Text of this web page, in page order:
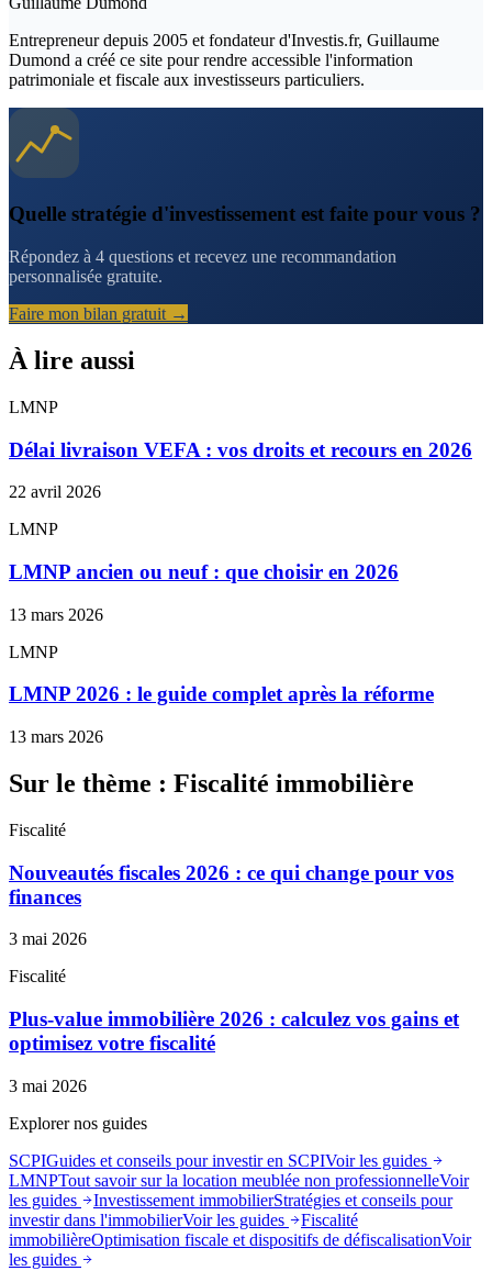
Entrepreneur depuis 2005 et fondateur d'Investis.fr, Guillaume
Dumond a créé ce site pour rendre accessible l'information
patrimoniale et fiscale aux investisseurs particuliers.
Quelle stratégie d'investissement est faite pour vous ?
Répondez à 4 questions et recevez une recommandation
personnalisée gratuite.
Faire mon bilan gratuit →
À lire aussi
LMNP
Délai livraison VEFA : vos droits et recours en 2026
22 avril 2026
LMNP
LMNP ancien ou neuf : que choisir en 2026
13 mars 2026
LMNP
LMNP 2026 : le guide complet après la réforme
13 mars 2026
Sur le thème : Fiscalité immobilière
Fiscalité
Nouveautés fiscales 2026 : ce qui change pour vos
finances
3 mai 2026
Fiscalité
Plus-value immobilière 2026 : calculez vos gains et
optimisez votre fiscalité
3 mai 2026
Explorer nos guides
SCPIGuides et conseils pour investir en SCPIVoir les guides
LMNPTout savoir sur la location meublée non professionnelleVoir
les guides
Investissement immobilierStratégies et conseils pour
investir dans l'immobilierVoir les guides
Fiscalité
immobilièreOptimisation fiscale et dispositifs de défiscalisationVoir
les guides